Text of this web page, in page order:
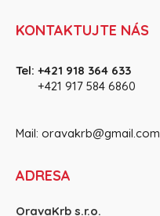
KONTAKTUJTE NÁS
Tel: +421 918 364 633
+421 917 584 6860
Mail: oravakrb@gmail.com
ADRESA
OravaKrb s.r.o.